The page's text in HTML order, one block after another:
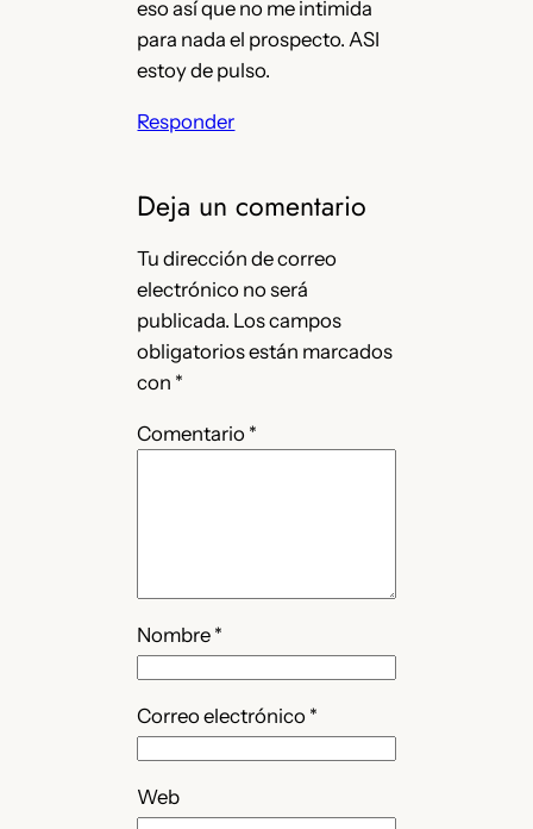
eso así que no me intimida
para nada el prospecto. ASI
estoy de pulso.
Responder
Deja un comentario
Tu dirección de correo
electrónico no será
publicada. Los campos
obligatorios están marcados
con *
Comentario *
Nombre *
Correo electrónico *
Web